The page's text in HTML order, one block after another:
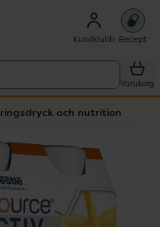
Kundklubb Recept
Varukorg
och nutrition
objekt.